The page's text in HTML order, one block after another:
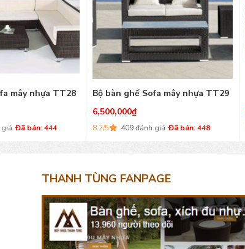
mây nhựa TT28
giá Đã bán: 444
Bộ bàn ghế Sofa mây nhựa TT29
6,500,000₫
8.2/5 409 đánh giá Đã bán: 448
THANH TÙNG FANPAGE